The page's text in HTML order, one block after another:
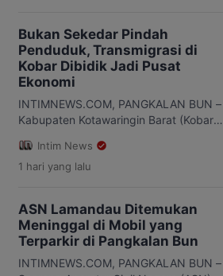
Bukan Sekedar Pindah
Penduduk, Transmigrasi di
Kobar Dibidik Jadi Pusat
Ekonomi
INTIMNEWS.COM, PANGKALAN BUN –
Kabupaten Kotawaringin Barat (Kobar),
baru dalam mengembangkan program
transmigrasi. Pak sekedar
membangun pusat ekonomi baru di
daerah. Salah satu kawasan yang
diproyeksikan untuk pengembangan
tersebut berada di Desa Rangda,
Intim News
1 hari yang lalu
ASN Lamandau Ditemukan
Meninggal di Mobil yang
Terparkir di Pangkalan Bun
INTIMNEWS.COM, PANGKALAN BUN –